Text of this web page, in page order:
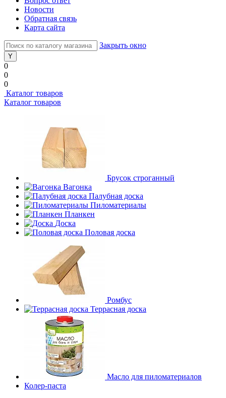
Новости
Обратная связь
Карта сайта
Закрыть окно
0
0
0
Каталог товаров
Каталог товаров
Брусок строганный
Вагонка
Палубная доска
Пиломатериалы
Планкен
Доска
Половая доска
Ромбус
Террасная доска
Масло для пиломатериалов
Колер-паста